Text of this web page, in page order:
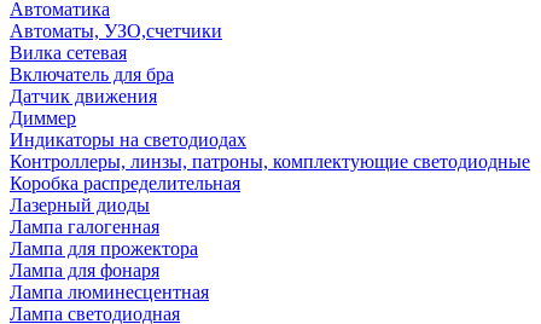
Автоматика
Автоматы, УЗО,счетчики
Вилка сетевая
Включатель для бра
Датчик движения
Диммер
Индикаторы на светодиодах
Контроллеры, линзы, патроны, комплектующие светодиодные
Коробка распределительная
Лазерный диоды
Лампа галогенная
Лампа для прожектора
Лампа для фонаря
Лампа люминесцентная
Лампа светодиодная